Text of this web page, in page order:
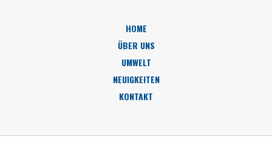
HOME
ÜBER UNS
UMWELT
NEUIGKEITEN
KONTAKT